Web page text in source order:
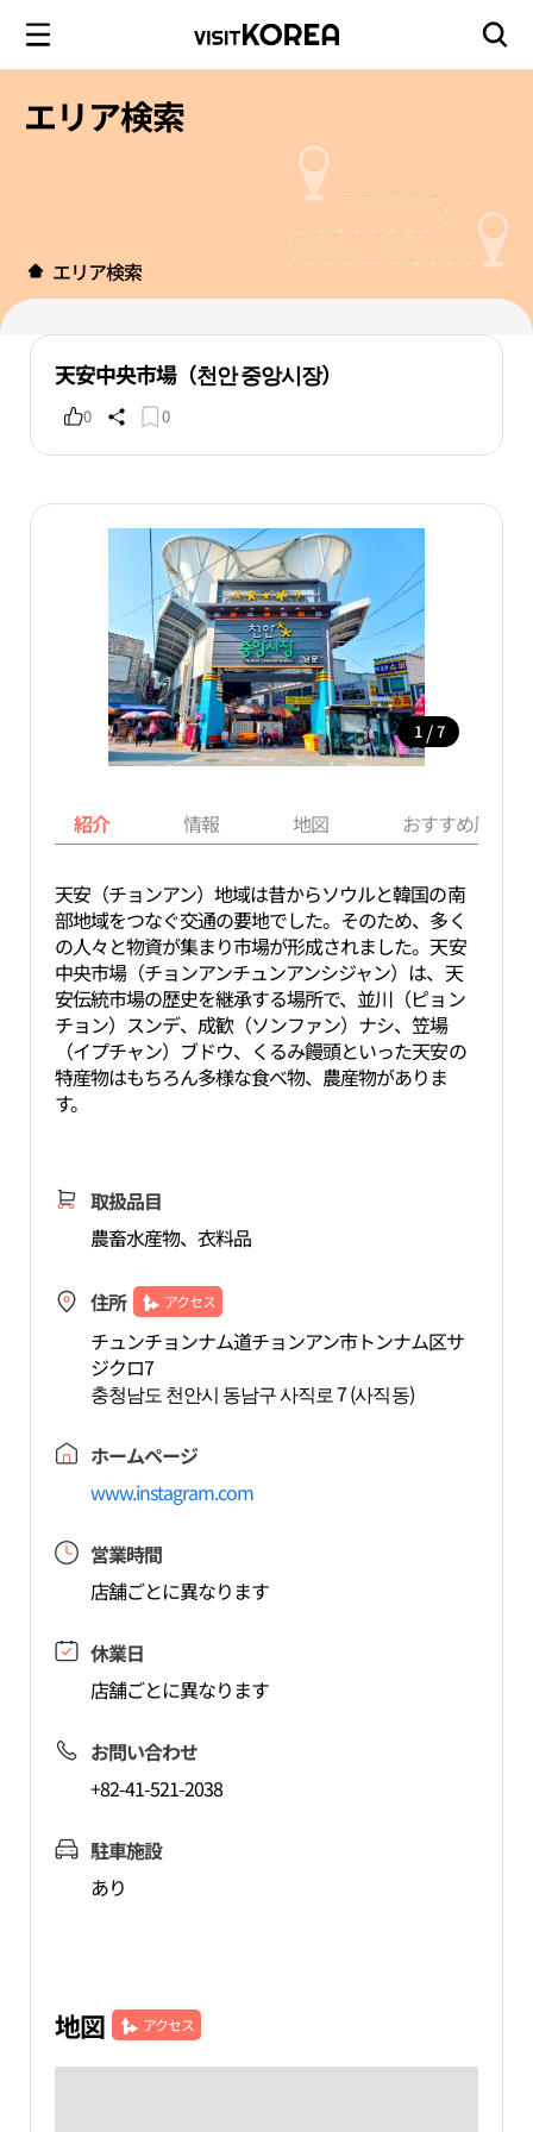
エリア検索
エリア検索
天安中央市場（천안 중앙시장）
0 0
1 / 7
紹介 情報 地図 おすすめ周辺
天安（チョンアン）地域は昔からソウルと韓国の南
部地域をつなぐ交通の要地でした。そのため、多く
の人々と物資が集まり市場が形成されました。天安
中央市場（チョンアンチュンアンシジャン）は、天
安伝統市場の歴史を継承する場所で、並川（ピョン
チョン）スンデ、成歓（ソンファン）ナシ、笠場
（イプチャン）ブドウ、くるみ饅頭といった天安の
特産物はもちろん多様な食べ物、農産物がありま
す。
取扱品目
農畜水産物、衣料品
住所 アクセス
チュンチョンナム道チョンアン市トンナム区サ
ジクロ7
충청남도 천안시 동남구 사직로 7 (사직동)
ホームページ
www.instagram.com
営業時間
店舗ごとに異なります
休業日
店舗ごとに異なります
お問い合わせ
+82-41-521-2038
駐車施設
あり
地図 アクセス